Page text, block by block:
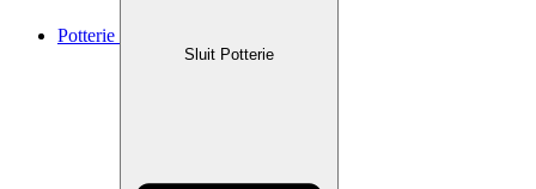
Potterie
Sluit Potterie